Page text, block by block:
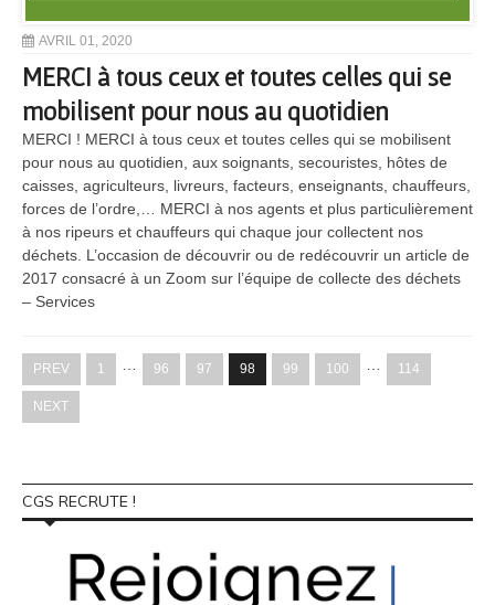
AVRIL 01, 2020
MERCI à tous ceux et toutes celles qui se
mobilisent pour nous au quotidien
MERCI ! MERCI à tous ceux et toutes celles qui se mobilisent
pour nous au quotidien, aux soignants, secouristes, hôtes de
caisses, agriculteurs, livreurs, facteurs, enseignants, chauffeurs,
forces de l’ordre,… MERCI à nos agents et plus particulièrement
à nos ripeurs et chauffeurs qui chaque jour collectent nos
déchets. L’occasion de découvrir ou de redécouvrir un article de
2017 consacré à un Zoom sur l’équipe de collecte des déchets
– Services
PREV 1 96 97 98 99 100 114
NEXT
CGS RECRUTE !